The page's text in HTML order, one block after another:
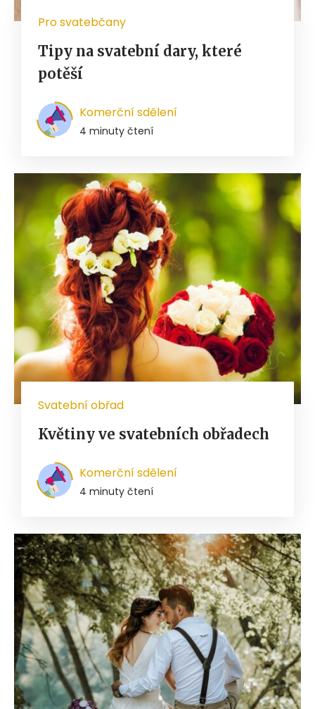
Pro svatebčany
Tipy na svatební dary, které
potěší
Komerční sdělení
4 minuty čtení
Svatební obřad
Květiny ve svatebních obřadech
Komerční sdělení
4 minuty čtení